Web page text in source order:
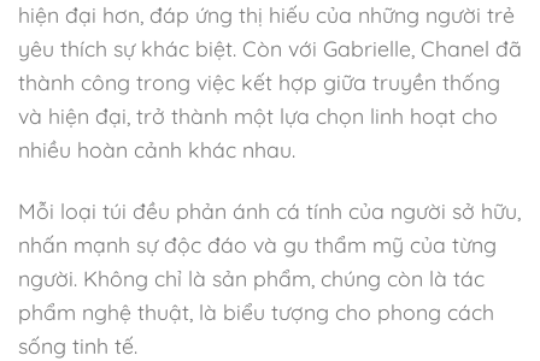
hiện đại hơn, đáp ứng thị hiếu của những người trẻ
yêu thích sự khác biệt. Còn với Gabrielle, Chanel đã
thành công trong việc kết hợp giữa truyền thống
và hiện đại, trở thành một lựa chọn linh hoạt cho
nhiều hoàn cảnh khác nhau.
Mỗi loại túi đều phản ánh cá tính của người sở hữu,
nhấn mạnh sự độc đáo và gu thẩm mỹ của từng
người. Không chỉ là sản phẩm, chúng còn là tác
phẩm nghệ thuật, là biểu tượng cho phong cách
sống tinh tế.